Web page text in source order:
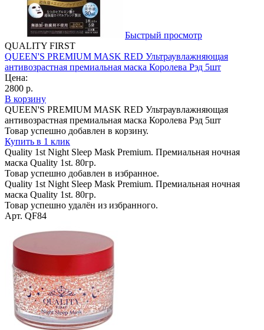
Быстрый просмотр
QUALITY FIRST
QUEEN'S PREMIUM MASK RED Ультраувлажняющая
антивозрастная премиальная маска Королева Рэд 5шт
Цена:
2800 р.
В корзину
QUEEN'S PREMIUM MASK RED Ультраувлажняющая
антивозрастная премиальная маска Королева Рэд 5шт
Товар успешно добавлен в корзину.
Купить в 1 клик
Quality 1st Night Sleep Mask Premium. Премиальная ночная
маска Quality 1st. 80гр.
Товар успешно добавлен в избранное.
Quality 1st Night Sleep Mask Premium. Премиальная ночная
маска Quality 1st. 80гр.
Товар успешно удалён из избранного.
Арт. QF84